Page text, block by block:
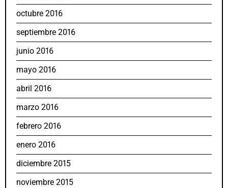
octubre 2016
septiembre 2016
junio 2016
mayo 2016
abril 2016
marzo 2016
febrero 2016
enero 2016
diciembre 2015
noviembre 2015